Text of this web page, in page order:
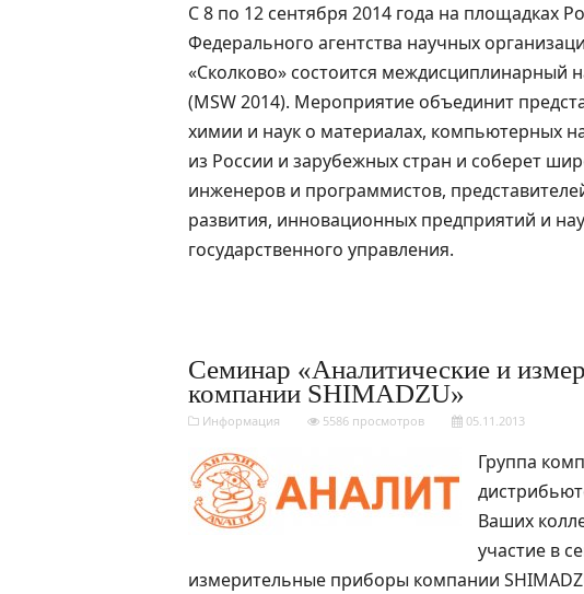
С 8 по 12 сентября 2014 года на площадках
Федерального агентства научных
«Сколково» состоится междисциплинарный
(MSW 2014). Мероприятие объединит
химии и наук о материалах, компьютерных
из России и зарубежных стран и соберет
инженеров и программистов,
развития, инновационных предприятий и
государственного управления.
Семинар «Аналитические и
компании SHIMADZU»
Информация 5586 просмотров 05.11.2013
Группа
Ваших
участие в
измерительные приборы компании